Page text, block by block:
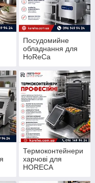
Посудомийне
обладнання для
HoReCa
Термоконтейнери
харчові для
HORECA